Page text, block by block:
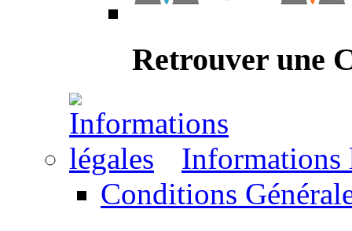
Retrouver une
Informations
Conditions